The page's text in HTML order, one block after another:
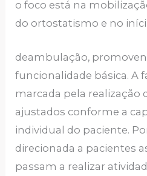
o foco está na
do ortostatismo e no
deambulação,
funcionalidade básica. A
marcada pela realização
ajustados conforme a
individual do paciente.
direcionada a pacientes
passam a realizar